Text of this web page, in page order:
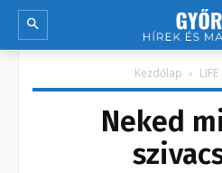
Kezdőlap
Neked